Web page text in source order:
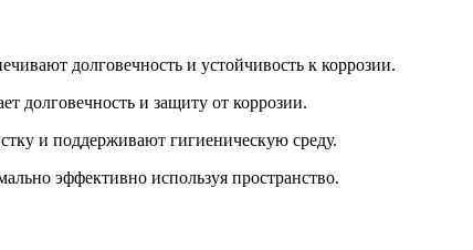
долговечность и устойчивость к коррозии.
долговечность и защиту от коррозии.
и поддерживают гигиеническую среду.
эффективно используя пространство.